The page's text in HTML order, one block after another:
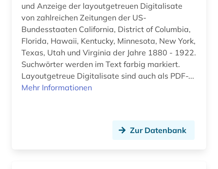
hispanics (1)
hispanoamerika (1)
hispanoamerikanische geschichte (1)
hispanos (1)
hochschulschrift (2)
und Anzeige der layoutgetreuen Digitalisate
von zahlreichen Zeitungen der US-
Bundesstaaten California, District of Columbia,
Florida, Hawaii, Kentucky, Minnesota, New York,
Texas, Utah und Virginia der Jahre 1880 - 1922.
Suchwörter werden im Text farbig markiert.
Layoutgetreue Digitalisate sind auch als PDF-...
Mehr Informationen
Zur Datenbank